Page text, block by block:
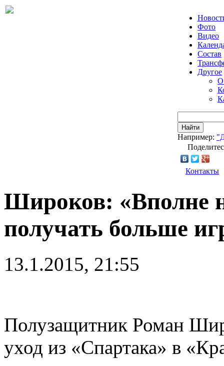
Фото
Видео
Состав
Другое
О
Найти
Например:
Контакты
Широков: «Вполне
получать больше
13.1.2015, 21:55
Полузащитник Роман
уход из «Спартака» в